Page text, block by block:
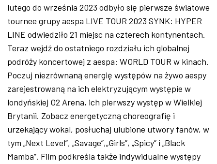
lutego do września 2023 odbyło się pierwsze światowe
tournee grupy aespa LIVE TOUR 2023 SYNK: HYPER
LINE odwiedziło 21 miejsc na czterech kontynentach.
Teraz wejdź do ostatniego rozdziału ich globalnej
podróży koncertowej z aespa: WORLD TOUR w kinach.
Poczuj niezrównaną energię występów na żywo aespy
zarejestrowaną na ich elektryzującym występie w
londyńskiej O2 Arena, ich pierwszy występ w Wielkiej
Brytanii. Zobacz energetyczną choreografię i
urzekający wokal, posłuchaj ulubione utwory fanów, w
tym „Next Level”, „Savage”,„Girls”, „Spicy” i „Black
Mamba”. Film podkreśla także indywidualne występy